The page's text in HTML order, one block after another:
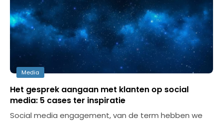
Media
Het gesprek aangaan met klanten op social
media: 5 cases ter inspiratie
Social media engagement, van de term hebben we